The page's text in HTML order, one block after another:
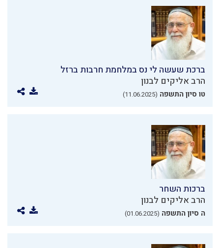
ברכת שעשה לי נס במלחמת חרבות ברזל
הרב אליקים לבנון
טו סיון התשפה (11.06.2025)
ברכות השחר
הרב אליקים לבנון
ה סיון התשפה (01.06.2025)